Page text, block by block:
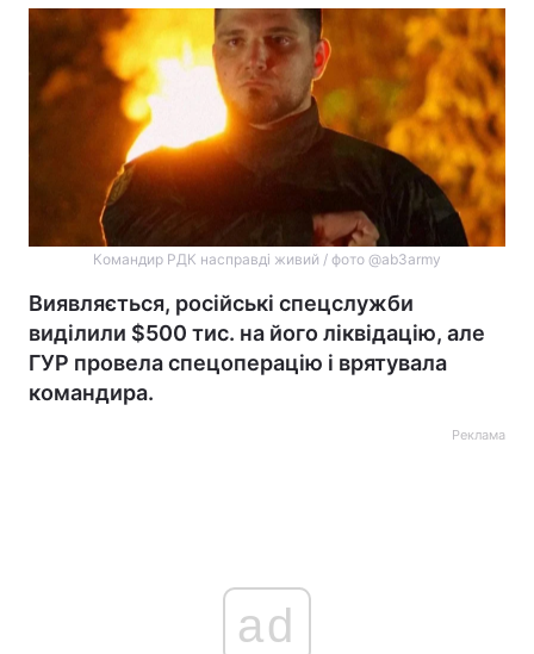
Командир РДК насправді живий / фото @ab3army
Виявляється, російські спецслужби
виділили $500 тис. на його ліквідацію, але
ГУР провела спецоперацію і врятувала
командира.
Реклама
ad